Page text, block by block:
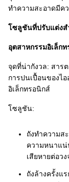
ทำความสะอาดมีค
โซลูชันที่ปรับแต่งส
อุตสาหกรรมอิเล็ก
จุดที่น่ากังวล: สาร
การปนเปื้อนของไ
อิเล็กทรอนิกส์
โซลูชัน:
ถังทำความส
ความหนาแน่
เสียหายต่อว
ถังล้างครั้งแ